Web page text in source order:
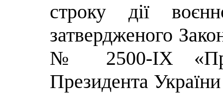
строку дії
затвердженого
№ 2500-ІХ «Про
Президента